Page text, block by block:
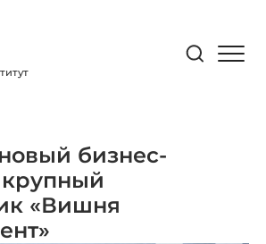
бизнес-
крупный
«Вишня